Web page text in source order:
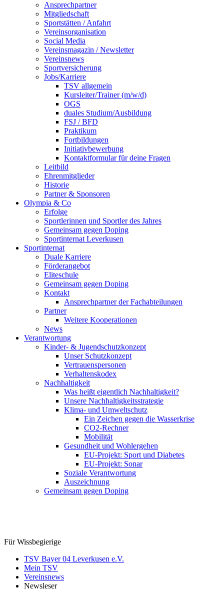
Ansprechpartner
Mitgliedschaft
Sportstätten / Anfahrt
Vereinsorganisation
Social Media
Vereinsmagazin / Newsletter
Vereinsnews
Sportversicherung
Jobs/Karriere
TSV allgemein
Kursleiter/Trainer (m/w/d)
OGS
duales Studium/Ausbildung
FSJ / BFD
Praktikum
Fortbildungen
Initiativbewerbung
Kontaktformular für deine Fragen
Leitbild
Ehrenmitglieder
Historie
Partner & Sponsoren
Olympia & Co
Erfolge
Sportlerinnen und Sportler des Jahres
Gemeinsam gegen Doping
Sportinternat Leverkusen
Sportinternat
Duale Karriere
Förderangebot
Eliteschule
Gemeinsam gegen Doping
Kontakt
Ansprechpartner der Fachabteilungen
Partner
Weitere Kooperationen
News
Verantwortung
Kinder- & Jugendschutzkonzept
Unser Schutzkonzept
Vertrauenspersonen
Verhaltenskodex
Nachhaltigkeit
Was heißt eigentlich Nachhaltigkeit?
Unsere Nachhaltigkeitsstrategie
Klima- und Umweltschutz
Ein Zeichen gegen die Wasserkrise
CO2-Rechner
Mobilität
Gesundheit und Wohlergehen
EU-Projekt: Sport und Diabetes
EU-Projekt: Sonar
Soziale Verantwortung
Auszeichnung
Gemeinsam gegen Doping
Für Wissbegierige
TSV Bayer 04 Leverkusen e.V.
Mein TSV
Vereinsnews
Newsleser